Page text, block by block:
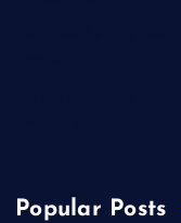
Popular Posts